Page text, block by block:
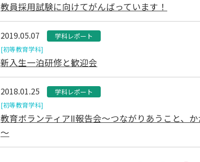
教員採用試験に向けてがんばっています！
2019.05.07
学科レポート
[初等教育学科]
新入生一泊研修と歓迎会
2018.01.25
学科レポート
[初等教育学科]
教育ボランティアⅡ報告会～つながりあうこと、
～